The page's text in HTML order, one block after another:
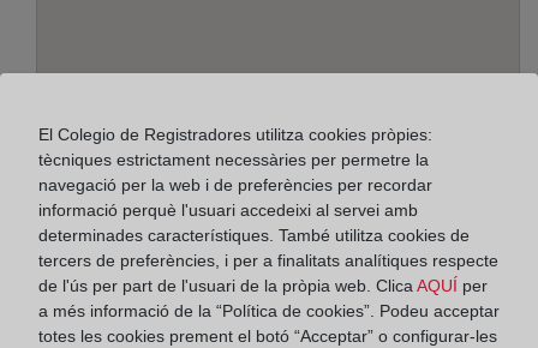
Adreça:
Carmen, 7 - 1º, oficina 1, 24001
Horario:
El Colegio de Registradores utilitza cookies pròpies:
tècniques estrictament necessàries per permetre la
navegació per la web i de preferències per recordar
informació perquè l'usuari accedeixi al servei amb
determinades característiques. També utilitza cookies de
tercers de preferències, i per a finalitats analítiques respecte
de l'ús per part de l'usuari de la pròpia web. ClicaAQUÍ per
a més informació de la “Política de cookies”. Podeu acceptar
totes les cookies prement el botó “Acceptar” o configurar-les